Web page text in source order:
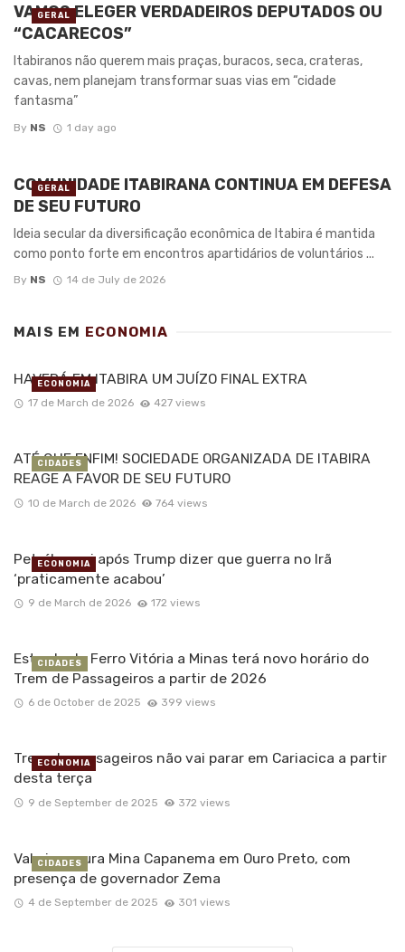
VAMOS ELEGER VERDADEIROS DEPUTADOS OU
“CACARECOS”
Itabiranos não querem mais praças, buracos, seca, crateras,
cavas, nem planejam transformar suas vias em “cidade
fantasma”
By NS 1 day ago
GERAL
COMUNIDADE ITABIRANA CONTINUA EM DEFESA
DE SEU FUTURO
Ideia secular da diversificação econômica de Itabira é mantida
como ponto forte em encontros apartidários de voluntários ...
By NS 14 de July de 2026
GERAL
MAIS EM ECONOMIA
HAVERÁ EM ITABIRA UM JUÍZO FINAL EXTRA
17 de March de 2026 427 views
ECONOMIA
ATÉ QUE ENFIM! SOCIEDADE ORGANIZADA DE ITABIRA
REAGE A FAVOR DE SEU FUTURO
10 de March de 2026 764 views
CIDADES
Petróleo cai após Trump dizer que guerra no Irã
‘praticamente acabou’
9 de March de 2026 172 views
ECONOMIA
Estrada de Ferro Vitória a Minas terá novo horário do
Trem de Passageiros a partir de 2026
6 de October de 2025 399 views
CIDADES
Trem de passageiros não vai parar em Cariacica a partir
desta terça
9 de September de 2025 372 views
ECONOMIA
Vale inaugura Mina Capanema em Ouro Preto, com
presença de governador Zema
4 de September de 2025 301 views
CIDADES